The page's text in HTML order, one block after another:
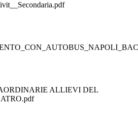
ALLIEVI DEL